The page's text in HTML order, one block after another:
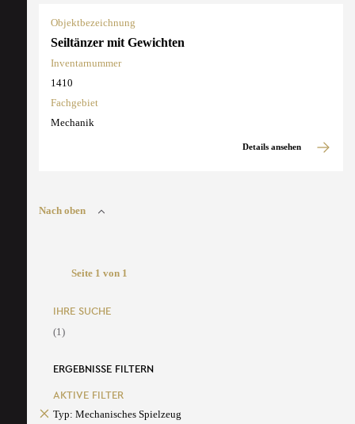
Objektbezeichnung
Seiltänzer mit Gewichten
Inventarnummer
1410
Fachgebiet
Mechanik
Details ansehen
Nach oben
Seite 1 von 1
IHRE SUCHE
(1)
ERGEBNISSE FILTERN
AKTIVE FILTER
Typ: Mechanisches Spielzeug